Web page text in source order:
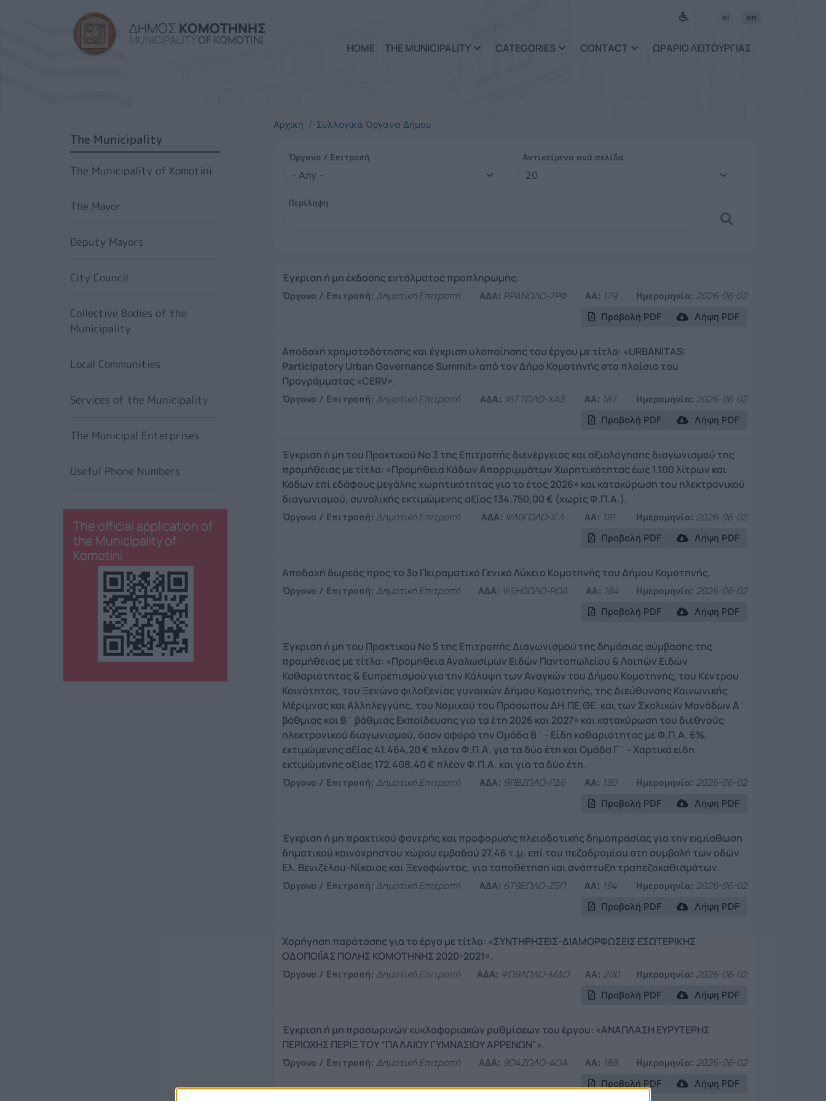
ΔΗΜΟΣ ΚΟΜΟΤΗΝΗΣ
MUNICIPALITYOF KOMOTINI
el en
HOME THE MUNICIPALITY CATEGORIES CONTACT ΩΡΑΡΙΟ ΛΕΙΤΟΥΡΓΙΑΣ
Αρχική Συλλογικά Όργανα Δήμου
Όργανο / Επιτροπή
Περίληψη
Αντικείμενα ανά σελίδα
Έγκριση ή μη έκδοσης εντάλματος προπληρωμής.
Όργανο / Επιτροπή: Δημοτική Επιτροπή ΑΔΑ: ΡΡΑΝΩΛΟ-7ΡΦ ΑΑ: 179 Ημερομηνία: 2026-06-02
Προβολή PDF Λήψη PDF
Αποδοχή χρηματοδότησης και έγκριση υλοποίησης του έργου με τίτλο: «URBANITAS:
Participatory Urban Governance Summit» από τον Δήμο Κομοτηνής στο πλαίσιο του
Προγράμματος «CERV».
Όργανο / Επιτροπή: Δημοτική Επιτροπή ΑΔΑ: ΨΙΤΤΩΛΟ-ΧΑ3 ΑΑ: 187 Ημερομηνία: 2026-06-02
Προβολή PDF Λήψη PDF
Έγκριση ή μη του Πρακτικού Νο 3 της Επιτροπής διενέργειας και αξιολόγησης διαγωνισμού της
προμήθειας με τίτλο: «Προμήθεια Κάδων Απορριμμάτων Χωρητικότητας έως 1.100 λίτρων και
Κάδων επί εδάφους μεγάλης χωρητικότητας για το έτος 2026» και κατακύρωση του ηλεκτρονικού
διαγωνισμού, συνολικής εκτιμώμενης αξίας 134.750,00 € (χωρίς Φ.Π.Α.).
Όργανο / Επιτροπή: Δημοτική Επιτροπή ΑΔΑ: ΨΛ0ΓΩΛΟ-ΙΓΛ ΑΑ: 191 Ημερομηνία: 2026-06-02
Προβολή PDF Λήψη PDF
Αποδοχή δωρεάς προς το 3ο Πειραματικό Γενικό Λύκειο Κομοτηνής του Δήμου Κομοτηνής.
Όργανο / Επιτροπή: Δημοτική Επιτροπή ΑΔΑ: ΨΞΗ0ΩΛΟ-ΡΩΑ ΑΑ: 184 Ημερομηνία: 2026-06-02
Προβολή PDF Λήψη PDF
Έγκριση ή μη του Πρακτικού Νο 5 της Επιτροπής Διαγωνισμού της δημόσιας σύμβασης της
προμήθειας με τίτλο: «Προμήθεια Αναλωσίμων Ειδών Παντοπωλείου & Λοιπών Ειδών
Καθαριότητας & Ευπρεπισμού για την Κάλυψη των Αναγκών του Δήμου Κομοτηνής, του Κέντρου
Κοινότητας, του Ξενώνα φιλοξενίας γυναικών Δήμου Κομοτηνής, της Διεύθυνσης Κοινωνικής
Μέριμνας και Αλληλεγγύης, του Νομικού του Προσώπου ΔΗ.ΠΕ.ΘΕ. και των Σχολικών Μονάδων Α΄
βάθμιας και Β΄ βάθμιας Εκπαίδευσης για τα έτη 2026 και 2027» και κατακύρωση του διεθνούς
ηλεκτρονικού διαγωνισμού, όσον αφορά την Ομάδα Β΄ - Είδη καθαριότητας με Φ.Π.Α. 6%,
εκτιμώμενης αξίας 41.464,20 € πλέον Φ.Π.Α. για τα δύο έτη και Ομάδα Γ΄ - Χαρτικά είδη
εκτιμώμενης αξίας 172.408,40 € πλέον Φ.Π.Α. και για τα δύο έτη.
Όργανο / Επιτροπή: Δημοτική Επιτροπή ΑΔΑ: 9ΠΒΖΩΛΟ-ΓΔ6 ΑΑ: 190 Ημερομηνία: 2026-06-02
Προβολή PDF Λήψη PDF
Έγκριση ή μη πρακτικού φανερής και προφορικής πλειοδοτικής δημοπρασίας για την εκμίσθωση
δημοτικού κοινόχρηστου χώρου εμβαδού 27,46 τ.μ. επί του πεζοδρομίου στη συμβολή των οδών
Ελ. Βενιζέλου-Νίκαιας και Ξενοφώντος, για τοποθέτηση και ανάπτυξη τραπεζοκαθισμάτων.
Όργανο / Επιτροπή: Δημοτική Επιτροπή ΑΔΑ: 6Τ9ΕΩΛΟ-Ζ5Π ΑΑ: 194 Ημερομηνία: 2026-06-02
Προβολή PDF Λήψη PDF
Χορήγηση παράτασης για το έργο με τίτλο: «ΣΥΝΤΗΡΗΣΕΙΣ-ΔΙΑΜΟΡΦΩΣΕΙΣ ΕΣΩΤΕΡΙΚΗΣ
ΟΔΟΠΟΙΪΑΣ ΠΟΛΗΣ ΚΟΜΟΤΗΝΗΣ 2020-2021».
Όργανο / Επιτροπή: Δημοτική Επιτροπή ΑΔΑ: ΨΩ9ΛΩΛΟ-ΜΔΩ ΑΑ: 200 Ημερομηνία: 2026-06-02
Προβολή PDF Λήψη PDF
Έγκριση ή μη προσωρινών κυκλοφοριακών ρυθμίσεων του έργου: «ΑΝΑΠΛΑΣΗ ΕΥΡΥΤΕΡΗΣ
ΠΕΡΙΟΧΗΣ ΠΕΡΙΞ ΤΟΥ “ΠΑΛΑΙΟΥ ΓΥΜΝΑΣΙΟΥ ΑΡΡΕΝΩΝ”».
Όργανο / Επιτροπή: Δημοτική Επιτροπή ΑΔΑ: 9Ο4ΖΩΛΟ-4ΟΑ ΑΑ: 188 Ημερομηνία: 2026-06-02
Προβολή PDF Λήψη PDF
SIDEBAR MENU
The Municipality
The Municipality of Komotini
The Mayor
Deputy Mayors
City Council
Collective Bodies of the
Municipality
Local Communities
Services of the Municipality
The Municipal Enterprises
Useful Phone Numbers
The official application of
the Municipality of
Komotini